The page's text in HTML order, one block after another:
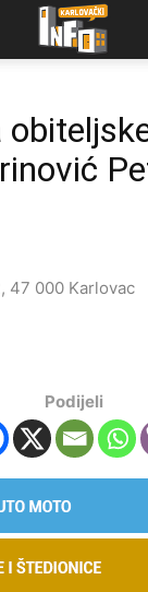
47 000 Karlovac
Podijeli